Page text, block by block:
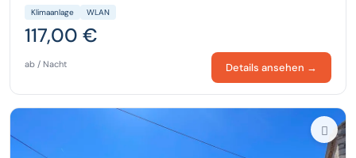
Klimaanlage WLAN
117,00 €
ab / Nacht Details ansehen →